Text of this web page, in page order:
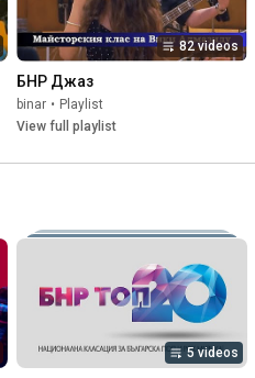
82 videos
БНР Джаз
binar • Playlist
View full playlist
5 videos